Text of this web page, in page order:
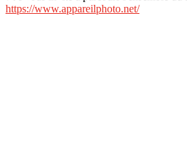
https://www.appareilphoto.net/